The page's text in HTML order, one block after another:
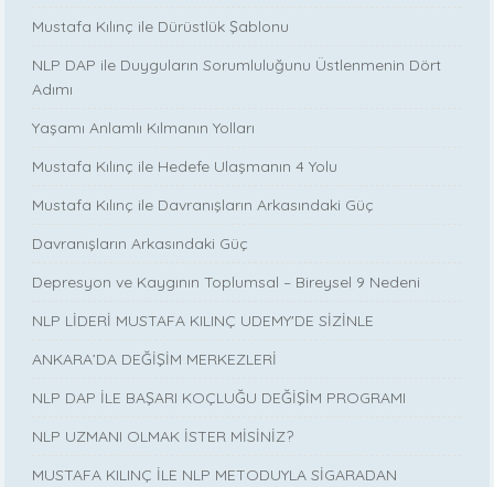
Mustafa Kılınç ile Dürüstlük Şablonu
NLP DAP ile Duyguların Sorumluluğunu Üstlenmenin Dört
Adımı
Yaşamı Anlamlı Kılmanın Yolları
Mustafa Kılınç ile Hedefe Ulaşmanın 4 Yolu
Mustafa Kılınç ile Davranışların Arkasındaki Güç
Davranışların Arkasındaki Güç
Depresyon ve Kaygının Toplumsal – Bireysel 9 Nedeni
NLP LİDERİ MUSTAFA KILINÇ UDEMY'DE SİZİNLE
ANKARA’DA DEĞİŞİM MERKEZLERİ
NLP DAP İLE BAŞARI KOÇLUĞU DEĞİŞİM PROGRAMI
NLP UZMANI OLMAK İSTER MİSİNİZ?
MUSTAFA KILINÇ İLE NLP METODUYLA SİGARADAN